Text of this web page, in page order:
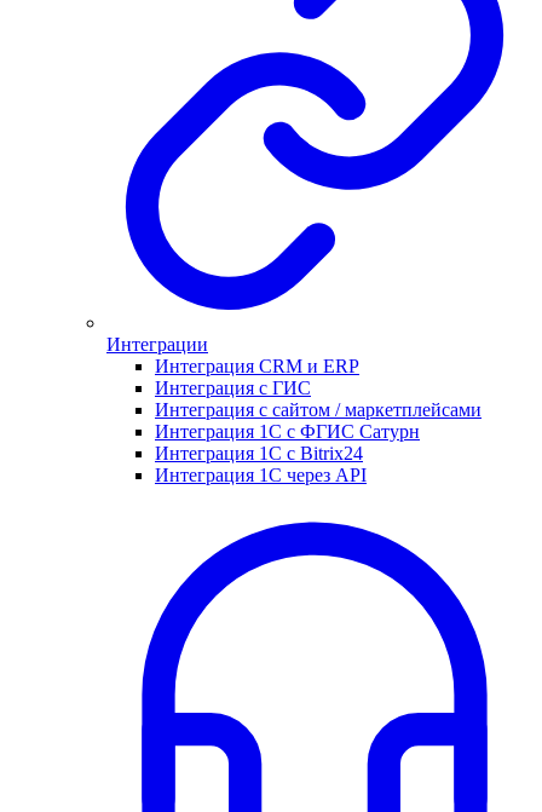
Интеграции
Интеграция CRM и ERP
Интеграция с ГИС
Интеграция с сайтом / маркетплейсами
Интеграция 1С с ФГИС Сатурн
Интеграция 1С с Bitrix24
Интеграция 1С через API